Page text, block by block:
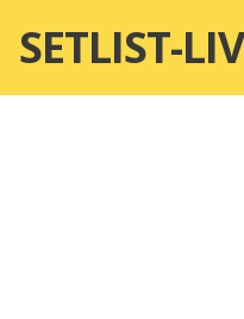
テ
SETLIST-